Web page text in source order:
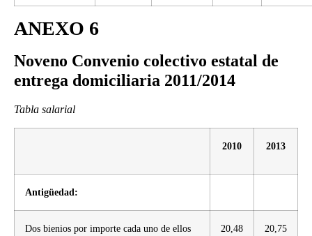
ANEXO 6
Noveno Convenio colectivo estatal de
entrega domiciliaria 2011/2014
Tabla salarial
2010 2013
Antigüedad:
Dos bienios por importe cada uno de ellos 20,48 20,75